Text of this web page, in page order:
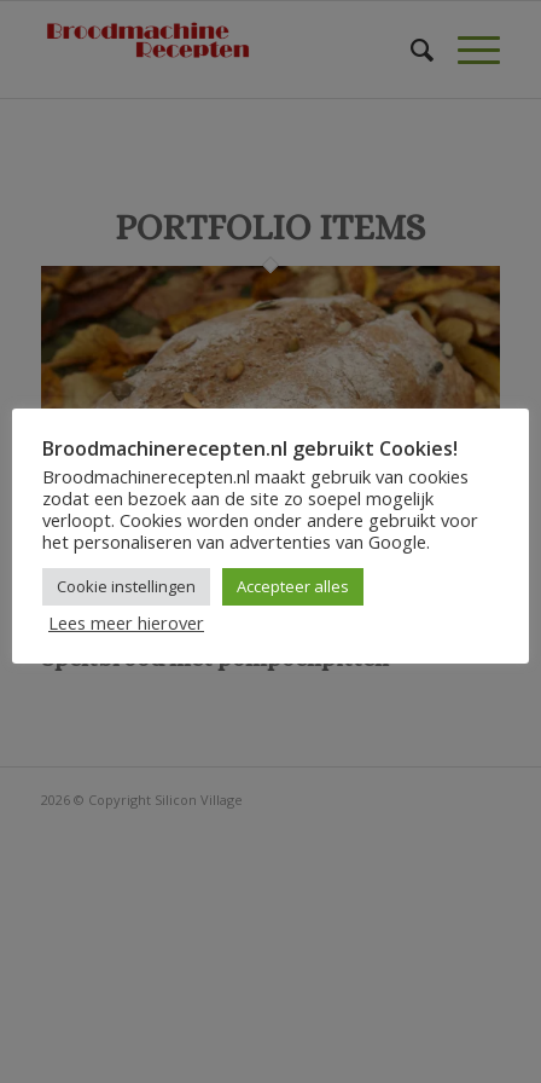
PORTFOLIO ITEMS
Speltbrood met pompoenpitten
2026 © Copyright Silicon Village
Broodmachinerecepten.nl gebruikt Cookies!
Broodmachinerecepten.nl maakt gebruik van cookies
zodat een bezoek aan de site zo soepel mogelijk
verloopt. Cookies worden onder andere gebruikt voor
het personaliseren van advertenties van Google.
Cookie instellingen Accepteer alles
Lees meer hierover